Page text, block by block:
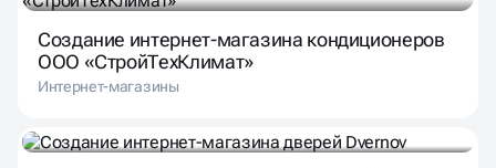
Создание интернет-магазина кондиционеров
ООО «СтройТехКлимат»
Интернет-магазины